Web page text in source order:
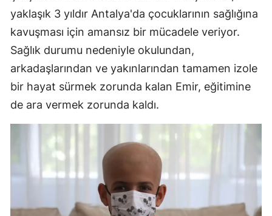
yaklaşık 3 yıldır Antalya'da çocuklarının sağlığına
kavuşması için amansız bir mücadele veriyor.
Sağlık durumu nedeniyle okulundan,
arkadaşlarından ve yakınlarından tamamen izole
bir hayat sürmek zorunda kalan Emir, eğitimine
de ara vermek zorunda kaldı.